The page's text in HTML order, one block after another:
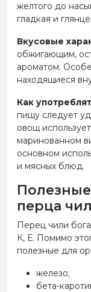
желтого до
гладкая и
Вкусовые
обжигающим,
ароматом.
находящиеся
Как
пищу следует
овощ
маринованном
основном
и мясных блюд.
перца
Перец чили
К, Е. Помимо
полезные для
железо;
бета-